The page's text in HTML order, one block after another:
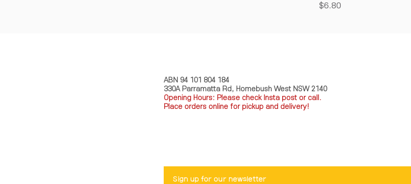
Price
$6.80
ABN 94 101 804 184
330A Parramatta Rd, Homebush West NSW 2140
Opening Hours: Please check Insta post or call.
Place orders online for pickup and delivery!
Sign up for our newsletter